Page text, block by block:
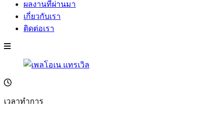
ผลงานที่ผ่านมา
เกี่ยวกับเรา
ติดต่อเรา
เวลาทำการ